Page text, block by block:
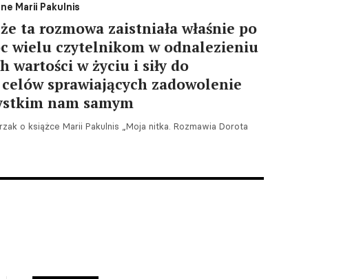
Marii Pakulnis
ta rozmowa zaistniała właśnie po
wielu czytelnikom w odnalezieniu
wartości w życiu i siły do
sprawiających zadowolenie
nam samym
o książce Marii Pakulnis „Moja nitka. Rozmawia Dorota